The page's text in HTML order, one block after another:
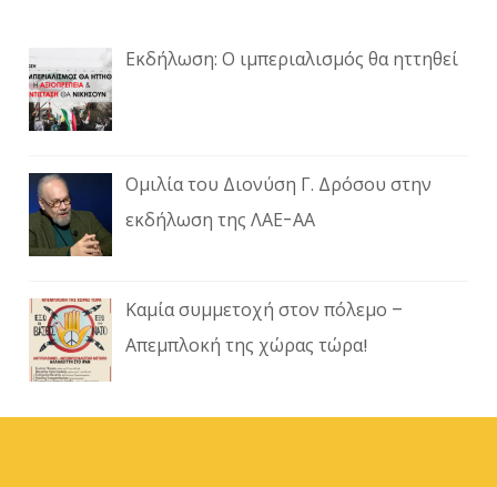
Εκδήλωση: Ο ιμπεριαλισμός θα ηττηθεί
Ομιλία του Διονύση Γ. Δρόσου στην
εκδήλωση της ΛΑΕ-ΑΑ
Καμία συμμετοχή στον πόλεμο –
Απεμπλοκή της χώρας τώρα!